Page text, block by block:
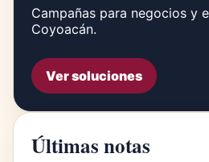
Campañas para negocios y
Coyoacán.
Ver soluciones
Últimas notas